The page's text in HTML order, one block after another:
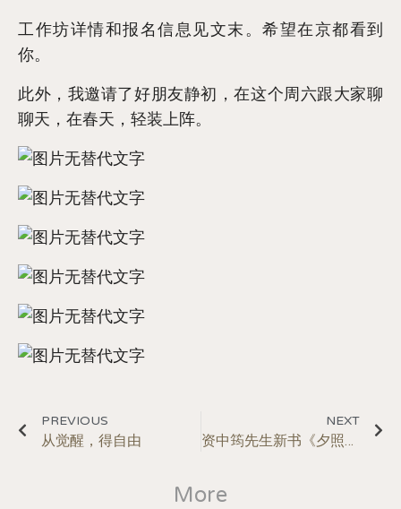
工作坊详情和报名信息见文末。希望在京都看到
你。
此外，我邀请了好朋友静初，在这个周六跟大家聊
聊天，在春天，轻装上阵。
PREVIOUS
从觉醒，得自由
NEXT
资中筠先生新书《夕照漫笔》上市
More